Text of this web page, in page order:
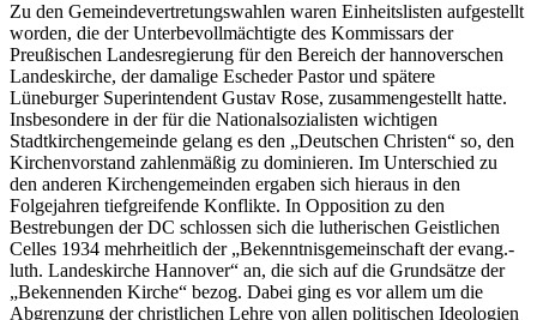
Zu den Gemeindevertretungswahlen waren Einheitslisten aufgestellt
worden, die der Unterbevollmächtigte des Kommissars der
Preußischen Landesregierung für den Bereich der hannoverschen
Landeskirche, der damalige Escheder Pastor und spätere
Lüneburger Superintendent Gustav Rose, zusammengestellt hatte.
Insbesondere in der für die Nationalsozialisten wichtigen
Stadtkirchengemeinde gelang es den „Deutschen Christen“ so, den
Kirchenvorstand zahlenmäßig zu dominieren. Im Unterschied zu
den anderen Kirchengemeinden ergaben sich hieraus in den
Folgejahren tiefgreifende Konflikte. In Opposition zu den
Bestrebungen der DC schlossen sich die lutherischen Geistlichen
Celles 1934 mehrheitlich der „Bekenntnisgemeinschaft der evang.-
luth. Landeskirche Hannover“ an, die sich auf die Grundsätze der
„Bekennenden Kirche“ bezog. Dabei ging es vor allem um die
Abgrenzung der christlichen Lehre von allen politischen Ideologien